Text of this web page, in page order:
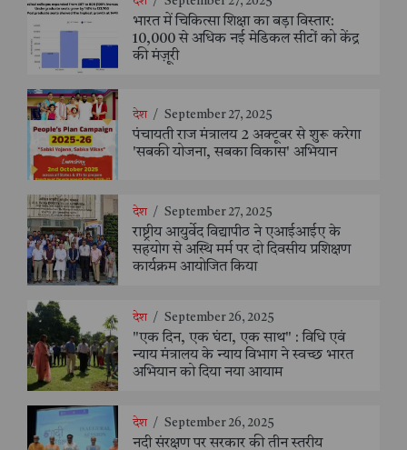
भारत में चिकित्सा शिक्षा का बड़ा विस्तार:
10,000 से अधिक नई मेडिकल सीटों को केंद्र
की मंज़ूरी
देश / September 27, 2025
पंचायती राज मंत्रालय 2 अक्टूबर से शुरू करेगा
'सबकी योजना, सबका विकास' अभियान
देश / September 27, 2025
राष्ट्रीय आयुर्वेद विद्यापीठ ने एआईआईए के
सहयोग से अस्थि मर्म पर दो दिवसीय प्रशिक्षण
कार्यक्रम आयोजित किया
देश / September 26, 2025
"एक दिन, एक घंटा, एक साथ" : विधि एवं
न्याय मंत्रालय के न्याय विभाग ने स्वच्छ भारत
अभियान को दिया नया आयाम
देश / September 26, 2025
नदी संरक्षण पर सरकार की तीन स्तरीय